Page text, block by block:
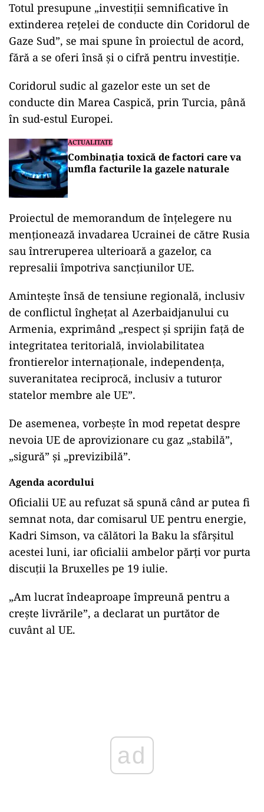
Totul presupune „investiții semnificative în
extinderea rețelei de conducte din Coridorul de
Gaze Sud”, se mai spune în proiectul de acord,
fără a se oferi însă și o cifră pentru investiție.
Coridorul sudic al gazelor este un set de
conducte din Marea Caspică, prin Turcia, până
în sud-estul Europei.
ACTUALITATE
Combinația toxică de factori care va
umfla facturile la gazele naturale
Proiectul de memorandum de înțelegere nu
menționează invadarea Ucrainei de către Rusia
sau întreruperea ulterioară a gazelor, ca
represalii împotriva sancțiunilor UE.
Amintește însă de tensiune regională, inclusiv
de conflictul înghețat al Azerbaidjanului cu
Armenia, exprimând „respect și sprijin față de
integritatea teritorială, inviolabilitatea
frontierelor internaționale, independența,
suveranitatea reciprocă, inclusiv a tuturor
statelor membre ale UE”.
De asemenea, vorbește în mod repetat despre
nevoia UE de aprovizionare cu gaz „stabilă”,
„sigură” și „previzibilă”.
Agenda acordului
Oficialii UE au refuzat să spună când ar putea fi
semnat nota, dar comisarul UE pentru energie,
Kadri Simson, va călători la Baku la sfârşitul
acestei luni, iar oficialii ambelor părţi vor purta
discuţii la Bruxelles pe 19 iulie.
„Am lucrat îndeaproape împreună pentru a
crește livrările”, a declarat un purtător de
cuvânt al UE.
ad